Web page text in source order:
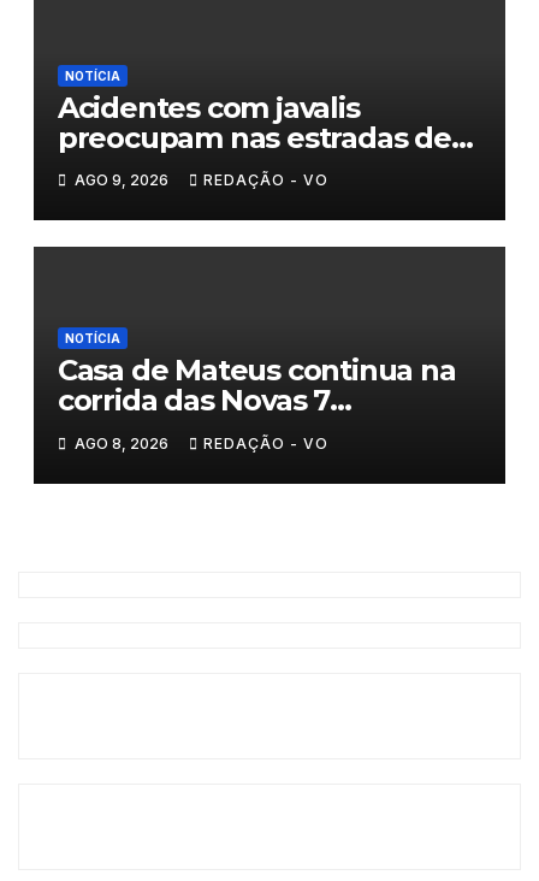
NOTÍCIA
Acidentes com javalis
preocupam nas estradas de
Trás-os-Montes
AGO 9, 2026 REDAÇÃO - VO
NOTÍCIA
Casa de Mateus continua na
corrida das Novas 7
Maravilhas de Portugal
AGO 8, 2026 REDAÇÃO - VO